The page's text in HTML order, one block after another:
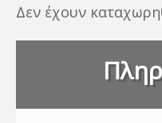
Δεν έχουν